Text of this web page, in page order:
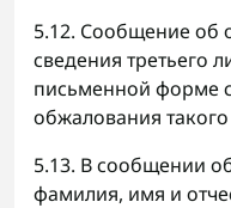
5.12. Сообщение об
сведения третьего
письменной форме
обжалования
5.13. В сообщении
фамилия, имя и